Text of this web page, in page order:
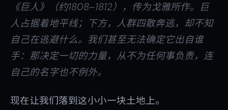
《巨人》（约1808–1812），传为戈雅所作。巨
人占据着地平线；下方，人群四散奔逃，却不知
自己在逃避什么。我们甚至无法确定它出自谁
手：那决定一切的力量，从不为任何事负责，连
自己的名字也不例外。
现在让我们落到这小小一块土地上。